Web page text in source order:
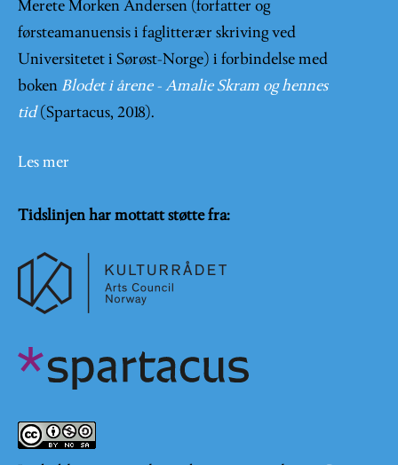
Merete Morken Andersen (forfatter og
førsteamanuensis i faglitterær skriving ved
Universitetet i Sørøst-Norge) i forbindelse med
boken Blodet i årene - Amalie Skram og hennes
tid (Spartacus, 2018).
Les mer
Tidslinjen har mottatt støtte fra: